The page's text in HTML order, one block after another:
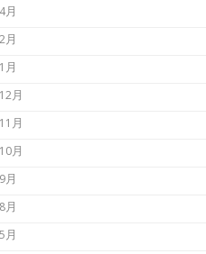
月
月
月
月
月
月
月
月
月